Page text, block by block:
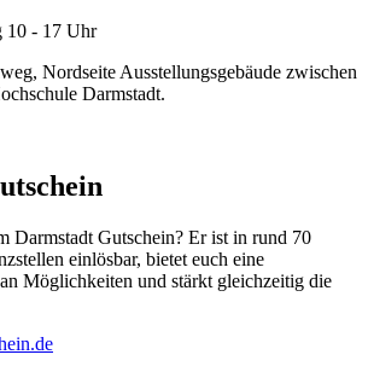
10 - 17 Uhr
Nordseite Ausstellungsgebäude zwischen
Darmstadt.
Darmstadt Gutschein? Er ist in rund 70
einlösbar, bietet euch eine
Möglichkeiten und stärkt gleichzeitig die